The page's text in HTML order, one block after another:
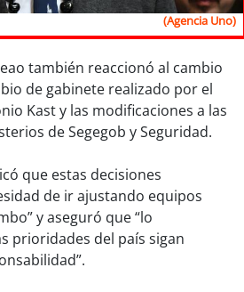
(Agencia Uno)
también reaccionó al cambio
de gabinete realizado por el
Kast y las modificaciones a las
de Segegob y Seguridad.
que estas decisiones
de ir ajustando equipos
y aseguró que “lo
prioridades del país sigan